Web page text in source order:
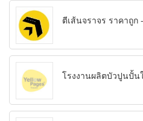
ตีเส้นจราจร ราคาถู
โรงงานผลิตบัวปูนปั้